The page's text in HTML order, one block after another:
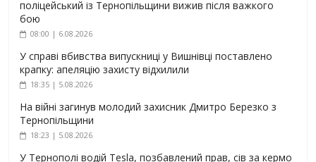
поліцейський із Тернопільщини вижив після важкого
бою
08:00 | 6.08.2026
У справі вбивства випускниці у Вишнівці поставлено
крапку: апеляцію захисту відхилили
18:35 | 5.08.2026
На війні загинув молодий захисник Дмитро Березко з
Тернопільщини
18:23 | 5.08.2026
У Тернополі водій Tesla, позбавлений прав, сів за кермо